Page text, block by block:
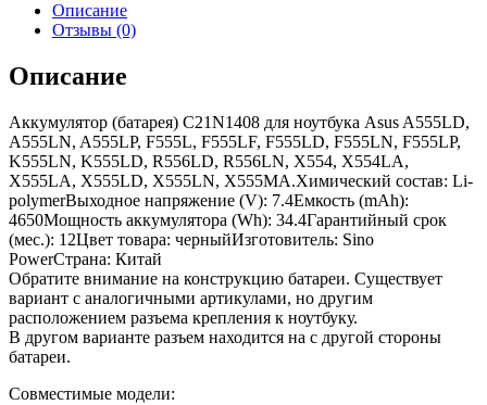
Описание
Отзывы (0)
Описание
Аккумулятор (батарея) C21N1408 для ноутбука Asus A555LD,
A555LN, A555LP, F555L, F555LF, F555LD, F555LN, F555LP,
K555LN, K555LD, R556LD, R556LN, X554, X554LA,
X555LA, X555LD, X555LN, X555MA.Химический состав: Li-
polymerВыходное напряжение (V): 7.4Емкость (mAh):
4650Мощность аккумулятора (Wh): 34.4Гарантийный срок
(мес.): 12Цвет товара: черныйИзготовитель: Sino
PowerСтрана: Китай
Обратите внимание на конструкцию батареи. Существует
вариант с аналогичными артикулами, но другим
расположением разъема крепления к ноутбуку.
В другом варианте разъем находится на с другой стороны
батареи.
Совместимые модели: